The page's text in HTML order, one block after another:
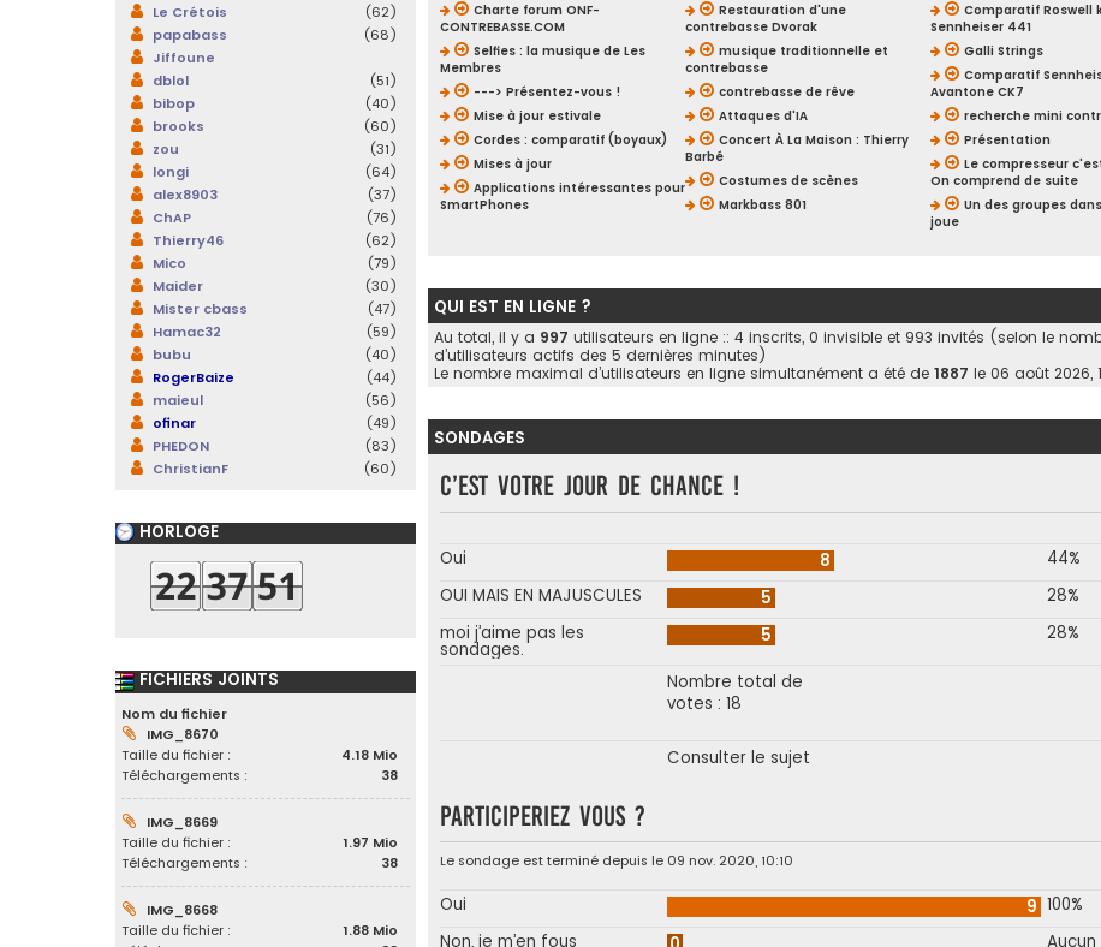
Charte forum ONF-
CONTREBASSE.COM
Selfies : la musique de Les
Membres
---> Présentez-vous !
Mise à jour estivale
Cordes : comparatif (boyaux)
Mises à jour
Applications intéressantes pour
SmartPhones
Restauration d'une
contrebasse Dvorak
musique traditionnelle et
contrebasse
contrebasse de rêve
Attaques d'IA
Concert À La Maison : Thierry
Barbé
Costumes de scènes
Markbass 801
Comparatif Roswell
Sennheiser 441
Galli Strings
Comparatif
Avantone CK7
recherche mini
Présentation
Le compresseur
On comprend de suite
Un des groupes
joue
QUI EST EN LIGNE ?
Au total, il y a 997 utilisateurs en ligne :: 4 inscrits, 0 invisible et 993 invités (selon le
d’utilisateurs actifs des 5 dernières minutes)
Le nombre maximal d’utilisateurs en ligne simultanément a été de 1887 le 06 août 2026,
SONDAGES
C’est votre jour de chance !
Oui 8
44%
OUI MAIS EN MAJUSCULES
5
28%
moi j’aime pas les
sondages.
5 28%
Nombre total de
votes : 18
Consulter le sujet
Participeriez vous ?
Le sondage est terminé depuis le 09 nov. 2020, 10:10
Oui 9 100%
Non, je m’en fous
Aucun
Le Crétois
(62)
papabass
(68)
Jiffoune
dblol
(51)
bibop
(40)
brooks
(60)
zou
(31)
longi
(64)
alex8903
(37)
ChAP
(76)
Thierry46
(62)
Mico
(79)
Maider
(30)
Mister cbass
(47)
Hamac32
(59)
bubu
(40)
RogerBaize
(44)
maieul
(56)
ofinar
(49)
PHEDON
(83)
ChristianF
(60)
HORLOGE
FICHIERS JOINTS
Nom du fichier
IMG_8670
Taille du fichier :
4.18 Mio
Téléchargements :
38
IMG_8669
Taille du fichier :
1.97 Mio
Téléchargements :
38
IMG_8668
Taille du fichier :
1.88 Mio